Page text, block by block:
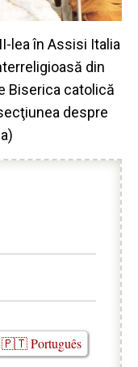
lea în Assisi Italia
din
Biserica catolică
despre
🇵🇹 Português